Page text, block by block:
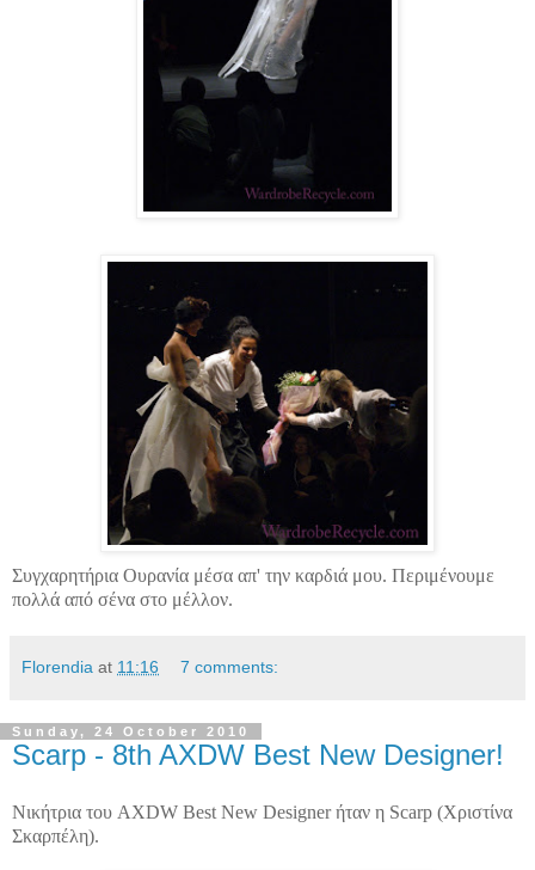
Συγχαρητήρια Ουρανία μέσα απ' την καρδιά μου. Περιμένουμε
πολλά από σένα στο μέλλον.
Florendia at 11:16 7 comments:
Sunday, 24 October 2010
Scarp - 8th AXDW Best New Designer!
Νικήτρια του AXDW Best New Designerήταν η Scarp (Χριστίνα
Σκαρπέλη).